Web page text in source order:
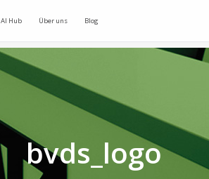
AI Hub Über uns Blog
bvds_logo